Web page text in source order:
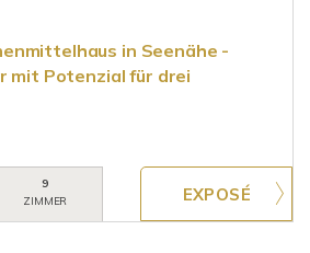
in Seenähe -
mit Potenzial für drei
9
ZIMMER